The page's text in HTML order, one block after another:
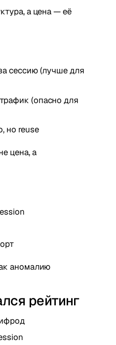
а цена — её
сессию (лучше для
(опасно для
но reuse
цена, а
аномалию
рейтинг